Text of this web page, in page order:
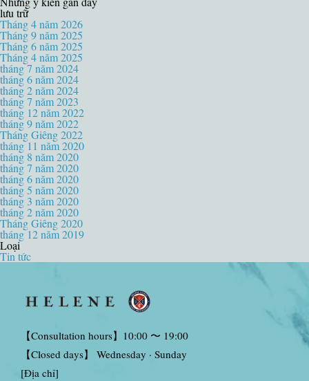
lưu trữ
Tháng 4 năm 2026
Tháng 9 năm 2025
Tháng 6 năm 2025
Tháng 4 năm 2025
tháng 7 năm 2024
tháng 6 năm 2024
tháng 2 năm 2024
tháng 7 năm 2023
tháng 12 năm 2022
tháng 9 năm 2022
Tháng Giêng 2022
tháng 11 năm 2020
tháng 8 năm 2020
tháng 7 năm 2020
tháng 6 năm 2020
tháng 5 năm 2020
tháng 3 năm 2020
tháng 2 năm 2020
Tháng Giêng 2020
tháng 12 năm 2019
Loại
Tin tức
【Consultation hours】10:00 〜 19:00
【Closed days】 Wednesday · Sunday
[Địa chỉ]